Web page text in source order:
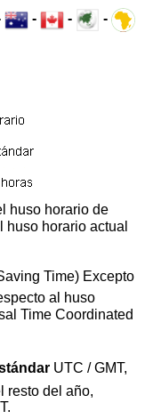
- - -
huso horario de
horario actual
Time) Excepto
al huso
Time Coordinated
UTC / GMT,
resto del año,